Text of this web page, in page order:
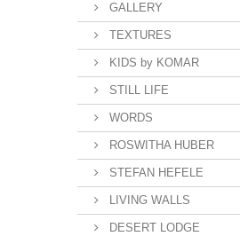
GALLERY
TEXTURES
KIDS by KOMAR
STILL LIFE
WORDS
ROSWITHA HUBER
STEFAN HEFELE
LIVING WALLS
DESERT LODGE